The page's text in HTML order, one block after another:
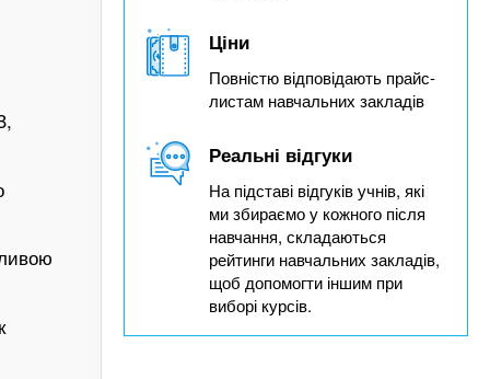
Ціни
Повністю відповідають прайс-
листам навчальних закладів
Реальні відгуки
На підставі відгуків учнів, які
ми збираємо у кожного після
навчання, складаються
рейтинги навчальних закладів,
щоб допомогти іншим при
виборі курсів.